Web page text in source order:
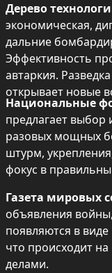
Дерево
экономическая,
дальние
Эффективность
автаркия.
открывает новые
Национальные
предлагает выбор
разовых мощных
штурм,
фокус в
Газета мировых
объявления
появляются в виде
что происходит
делами.